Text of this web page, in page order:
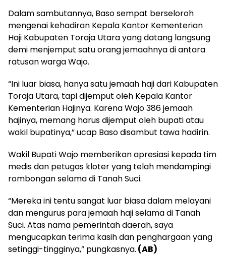
Dalam sambutannya, Baso sempat berseloroh
mengenai kehadiran Kepala Kantor Kementerian
Haji Kabupaten Toraja Utara yang datang langsung
demi menjemput satu orang jemaahnya di antara
ratusan warga Wajo.
“Ini luar biasa, hanya satu jemaah haji dari Kabupaten
Toraja Utara, tapi dijemput oleh Kepala Kantor
Kementerian Hajinya. Karena Wajo 386 jemaah
hajinya, memang harus dijemput oleh bupati atau
wakil bupatinya,” ucap Baso disambut tawa hadirin.
Wakil Bupati Wajo memberikan apresiasi kepada tim
medis dan petugas kloter yang telah mendampingi
rombongan selama di Tanah Suci.
“Mereka ini tentu sangat luar biasa dalam melayani
dan mengurus para jemaah haji selama di Tanah
Suci. Atas nama pemerintah daerah, saya
mengucapkan terima kasih dan penghargaan yang
setinggi-tingginya,” pungkasnya. (AB)